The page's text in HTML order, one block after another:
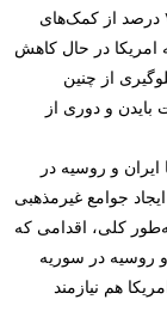
قرار دهد. بین اکتبر و آوریل ۲۰۲۰، بیش از ۷۷ درصد از کمک‌های
امریکا در حال کاهش
از چنین
بایدن و دوری از
ایران و روسیه در
جوامع غیرمذهبی
کلی، اقدامی که
روسیه در سوریه
هم نیازمند